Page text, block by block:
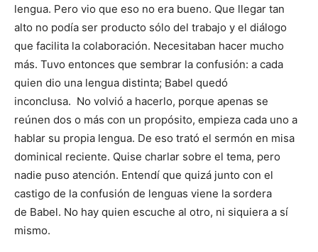
lengua. Pero vio que eso no era bueno. Que llegar tan
alto no podía ser producto sólo del trabajo y el diálogo
que facilita la colaboración. Necesitaban hacer mucho
más. Tuvo entonces que sembrar la confusión: a cada
quien dio una lengua distinta; Babel quedó
inconclusa. No volvió a hacerlo, porque apenas se
reúnen dos o más con un propósito, empieza cada uno a
hablar su propia lengua. De eso trató el sermón en misa
dominical reciente. Quise charlar sobre el tema, pero
nadie puso atención. Entendí que quizá junto con el
castigo de la confusión de lenguas viene la sordera
de Babel. No hay quien escuche al otro, ni siquiera a sí
mismo.